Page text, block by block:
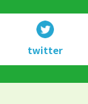
twitter